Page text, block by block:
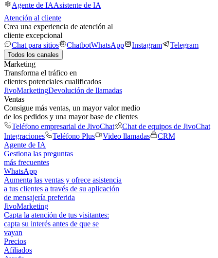
Agente de IAAsistente de IA
Atención al cliente
Crea una experiencia de atención al
cliente excepcional
Chat para sitios
ChatbotWhatsApp Instagram Telegram
Todos los canales
Marketing
Transforma el tráfico en
clientes potenciales cualificados
JivoMarketingDevolución de llamadas
Ventas
Consigue más ventas, un mayor valor medio
de los pedidos y una mayor base de clientes
Teléfono empresarial de JivoChat
Chat de equipos de JivoChat
Integraciones
Teléfono Plus Video llamadas
CRM
Agente de IA
Gestiona las preguntas
más frecuentes
WhatsApp
Aumenta las ventas y ofrece asistencia
a tus clientes a través de su aplicación
de mensajería preferida
JivoMarketing
Capta la atención de tus visitantes:
capta su interés antes de que se
vayan
Precios
Afiliados